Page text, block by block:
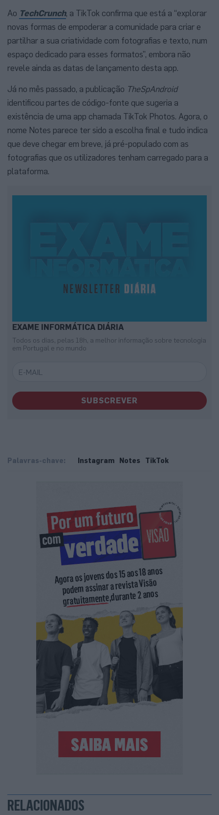
Ao TechCrunch, a TikTok confirma que está a “explorar
novas formas de empoderar a comunidade para criar e
partilhar a sua criatividade com fotografias e texto, num
espaço dedicado para esses formatos”, embora não
revele ainda as datas de lançamento desta app.
Já no mês passado, a publicação TheSpAndroid
identificou partes de código-fonte que sugeria a
existência de uma app chamada TikTok Photos. Agora, o
nome Notes parece ter sido a escolha final e tudo indica
que deve chegar em breve, já pré-populado com as
fotografias que os utilizadores tenham carregado para a
plataforma.
EXAME INFORMÁTICA DIÁRIA
Todos os dias, pelas 18h, a melhor informação sobre tecnologia
em Portugal e no mundo
SUBSCREVER
Palavras-chave: Instagram Notes TikTok
RELACIONADOS